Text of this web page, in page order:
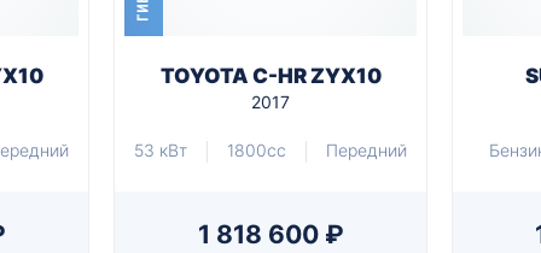
TOYOTA C-HR ZYX10
2017
53 кВт 1800cc Передний
1 818 600 ₽